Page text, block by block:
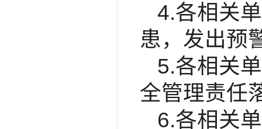
4.各相关
患，发出预
5.各相关
全管理责任
6.各相关